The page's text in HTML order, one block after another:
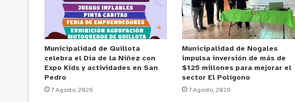
Municipalidad de Quillota
celebra el Día de la Niñez con
Expo Kids y actividades en San
Pedro
7 Agosto, 2026
Municipalidad de Nogales
impulsa inversión de más de
$125 millones para mejorar el
sector El Polígono
7 Agosto, 2026